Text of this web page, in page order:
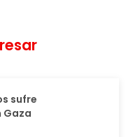
sufre
Gaza